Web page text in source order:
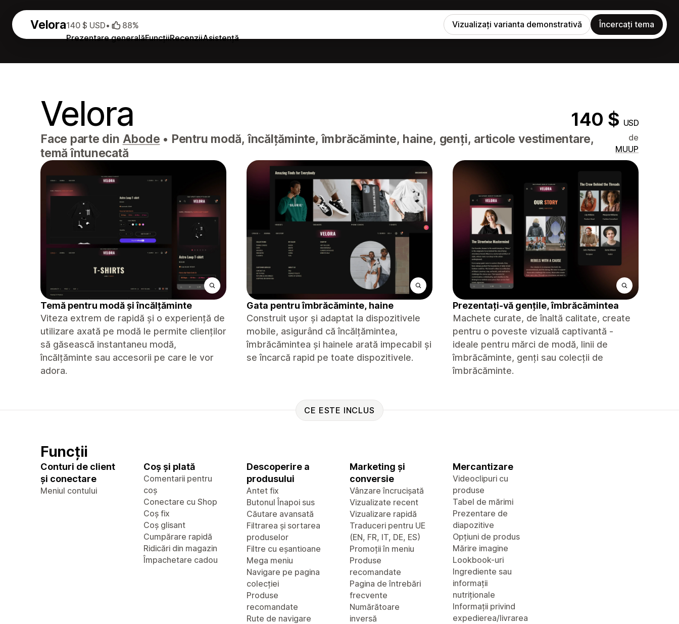
Velora
Prezentare generalăFuncțiiRecenziiAsistență
140 $ USD• 88% Vizualizați varianta demonstrativă Încercați tema
Velora 140 $ USD
Face parte din Abode • Pentru modă, încălțăminte, îmbrăcăminte, haine, genți, articole vestimentare,
temă întunecată
de
MUUP
Temă pentru modă și încălțăminte
Viteza extrem de rapidă și o experiență de
utilizare axată pe modă le permite clienților
să găsească instantaneu modă,
încălțăminte sau accesorii pe care le vor
adora.
Gata pentru îmbrăcăminte, haine
Construit ușor și adaptat la dispozitivele
mobile, asigurând că încălțămintea,
îmbrăcămintea și hainele arată impecabil și
se încarcă rapid pe toate dispozitivele.
Prezentați-vă gențile, îmbrăcămintea
Machete curate, de înaltă calitate, create
pentru o poveste vizuală captivantă -
ideale pentru mărci de modă, linii de
îmbrăcăminte, genți sau colecții de
îmbrăcăminte.
CE ESTE INCLUS
Funcții
Conturi de client
și conectare
Meniul contului
Coș și plată
Comentarii pentru
coș
Conectare cu Shop
Coș fix
Coș glisant
Cumpărare rapidă
Ridicări din magazin
Împachetare cadou
Descoperire a
produsului
Antet fix
Butonul Înapoi sus
Căutare avansată
Filtrarea și sortarea
produselor
Filtre cu eșantioane
Mega meniu
Navigare pe pagina
colecției
Produse
recomandate
Rute de navigare
Marketing și
conversie
Vânzare încrucișată
Vizualizate recent
Vizualizare rapidă
Traduceri pentru UE
(EN, FR, IT, DE, ES)
Promoții în meniu
Produse
recomandate
Pagina de întrebări
frecvente
Numărătoare
inversă
Mercantizare
Videoclipuri cu
produse
Tabel de mărimi
Prezentare de
diapozitive
Opțiuni de produs
Mărire imagine
Lookbook-uri
Ingrediente sau
informații
nutriționale
Informații privind
expedierea/livrarea